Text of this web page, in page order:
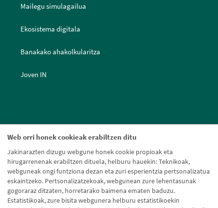
Web orri honek cookieak erabiltzen ditu
Jakinarazten dizugu webgune honek cookie propioak eta
hirugarrenenak erabiltzen dituela, helburu hauekin: Teknikoak,
webguneak ongi funtziona dezan eta zuri esperientzia pertsonalizatua
eskaintzeko. Pertsonalizatzekoak, webgunean zure lehentasunak
gogoraraz ditzaten, horretarako baimena ematen baduzu.
Estatistikoak, zure bisita webgunera helburu estatistikoekin
Mailegu simulagailua
Ekosistema digitala
Banakako ahakolkularitza
Joven IN